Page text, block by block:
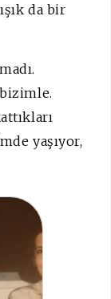
da bir
yaşıyor,